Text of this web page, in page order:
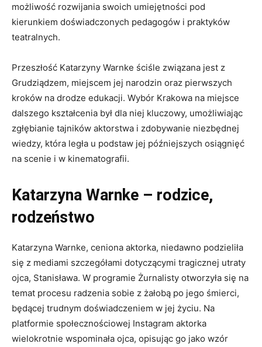
możliwość rozwijania swoich umiejętności pod
kierunkiem doświadczonych pedagogów i praktyków
teatralnych.
Przeszłość Katarzyny Warnke ściśle związana jest z
Grudziądzem, miejscem jej narodzin oraz pierwszych
kroków na drodze edukacji. Wybór Krakowa na miejsce
dalszego kształcenia był dla niej kluczowy, umożliwiając
zgłębianie tajników aktorstwa i zdobywanie niezbędnej
wiedzy, która legła u podstaw jej późniejszych osiągnięć
na scenie i w kinematografii.
Katarzyna Warnke – rodzice,
rodzeństwo
Katarzyna Warnke, ceniona aktorka, niedawno podzieliła
się z mediami szczegółami dotyczącymi tragicznej utraty
ojca, Stanisława. W programie Żurnalisty otworzyła się na
temat procesu radzenia sobie z żałobą po jego śmierci,
będącej trudnym doświadczeniem w jej życiu. Na
platformie społecznościowej Instagram aktorka
wielokrotnie wspominała ojca, opisując go jako wzór